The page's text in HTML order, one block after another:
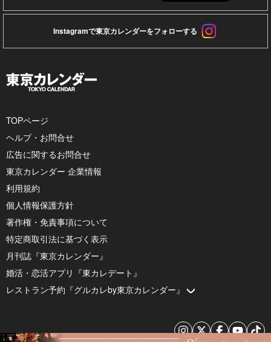
Instagramで東京カレンダーをフォローする
TOPページ
ヘルプ・お問合せ
広告に関するお問合せ
東京カレンダー 企業情報
利用規約
個人情報保護方針
著作権・免責事項について
特定商取引法に基づく表示
月刊誌『東京カレンダー』
婚活・恋活アプリ『東カレデート』
レストラン予約『グルカレby東京カレンダー』